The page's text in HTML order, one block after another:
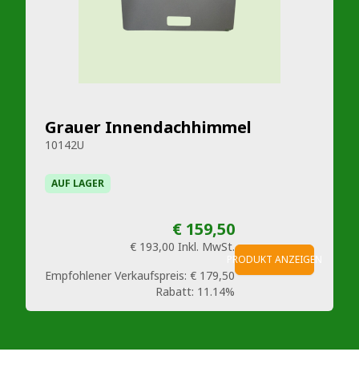
Grauer Innendachhimmel
10142U
AUF LAGER
€ 159,50
€ 193,00 Inkl. MwSt.
Empfohlener Verkaufspreis: € 179,50
Rabatt: 11.14%
PRODUKT ANZEIGEN